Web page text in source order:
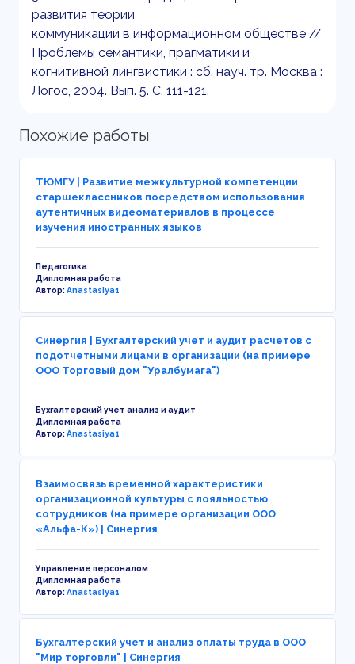
развития теории
коммуникации в информационном обществе //
Проблемы семантики, прагматики и
когнитивной лингвистики : сб. науч. тр. Москва :
Логос, 2004. Вып. 5. С. 111-121.
Похожие работы
ТЮМГУ | Развитие межкультурной компетенции
старшеклассников посредством использования
аутентичных видеоматериалов в процессе
изучения иностранных языков
Педагогика
Дипломная работа
Автор:Anastasiya1
Синергия | Бухгалтерский учет и аудит расчетов с
подотчетными лицами в организации (на примере
ООО Торговый дом "Уралбумага")
Бухгалтерский учет анализ и аудит
Дипломная работа
Автор:Anastasiya1
Взаимосвязь временной характеристики
организационной культуры с лояльностью
сотрудников (на примере организации ООО
«Альфа-К») | Синергия
Управление персоналом
Дипломная работа
Автор:Anastasiya1
Бухгалтерский учет и анализ оплаты труда в ООО
"Мир торговли" | Синергия